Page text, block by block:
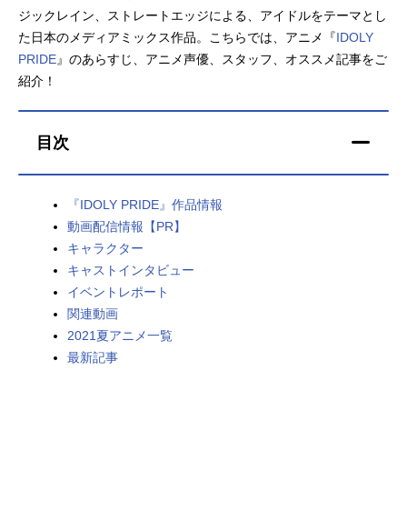
アニメ映画一覧 実写化映画一覧
今期アニメ曜日別一覧
春アニメ 夏アニメ
秋アニメ
FOLLOW US
ジックレイン、ストレートエッジによる、アイドルをテーマとし
た日本のメディアミックス作品。こちらでは、アニメ『IDOLY
PRIDE』のあらすじ、アニメ声優、スタッフ、オススメ記事をご
紹介！
目次
『IDOLY PRIDE』作品情報
動画配信情報【PR】
キャラクター
キャストインタビュー
イベントレポート
関連動画
2021夏アニメ一覧
最新記事